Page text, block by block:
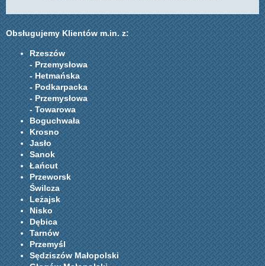
Obsługujemy Klientów m.in. z:
Rzeszów
- Przemysłowa
- Hetmańska
- Podkarpacka
- Przemysłowa
- Towarowa
Boguchwała
Krosno
Jasło
Sanok
Łańcut
Przeworsk
Świlcza
Leżajsk
Nisko
Dębica
Tarnów
Przemyśl
Sędziszów Małopolski